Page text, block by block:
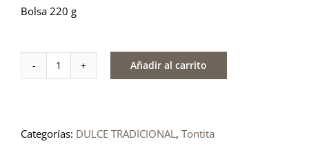
Bolsa 220 g
Tontita
cantidad
Añadir al carrito
Categorías: DULCE TRADICIONAL , Tontita